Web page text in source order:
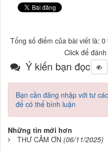
Tổng số điểm của bài viết là:
Click để
Ý kiến bạn đọc
Bạn cần đăng nhập với tư
để có thể bình luận
Những tin mới hơn
THƯ CẢM ƠN (06/11/2025)